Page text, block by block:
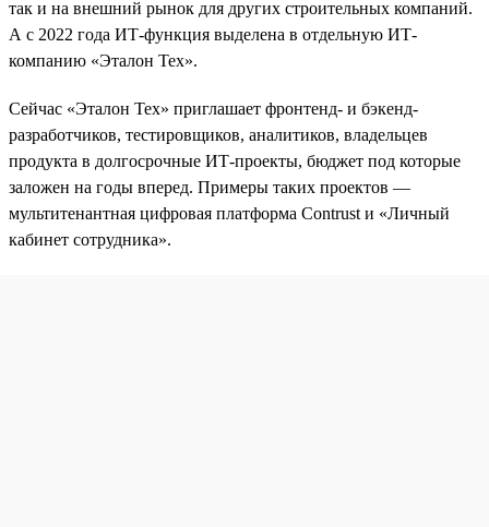
так и на внешний рынок для других строительных компаний.
А с 2022 года ИТ-функция выделена в отдельную ИТ-
компанию «Эталон Тех».
Сейчас «Эталон Тех» приглашает фронтенд- и бэкенд-
разработчиков, тестировщиков, аналитиков, владельцев
продукта в долгосрочные ИТ-проекты, бюджет под которые
заложен на годы вперед. Примеры таких проектов —
мультитенантная цифровая платформа Contrust и «Личный
кабинет сотрудника».